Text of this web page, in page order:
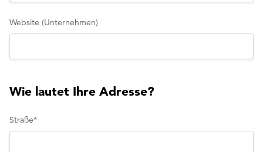
Website (Unternehmen)
Wie lautet Ihre Adresse?
Straße*